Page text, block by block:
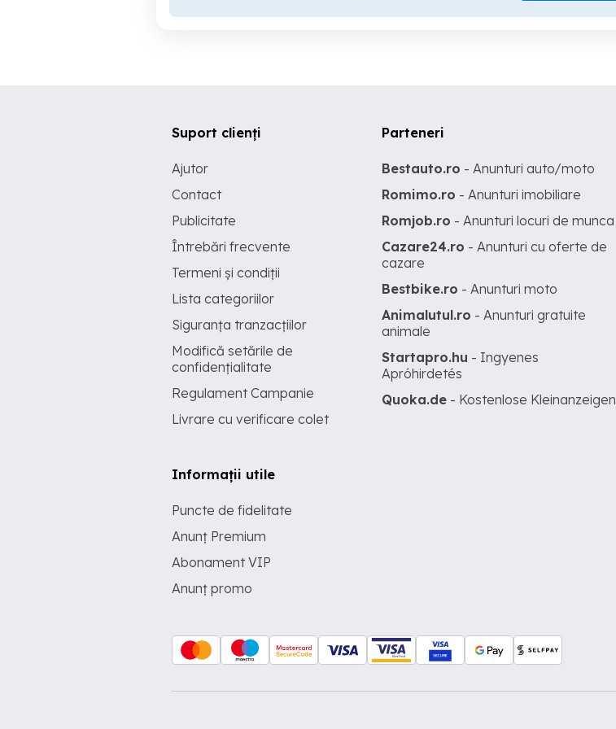
Suport clienți
Ajutor
Contact
Publicitate
Întrebări frecvente
Termeni și condiții
Lista categoriilor
Siguranța tranzacțiilor
Modifică setările de
confidențialitate
Regulament Campanie
Livrare cu verificare colet
Informații utile
Puncte de fidelitate
Anunț Premium
Abonament VIP
Anunț promo
Parteneri
Bestauto.ro - Anunturi auto/moto
Romimo.ro - Anunturi imobiliare
Romjob.ro - Anunturi locuri de munca
Cazare24.ro - Anunturi cu oferte de
cazare
Bestbike.ro - Anunturi moto
Animalutul.ro - Anunturi gratuite
animale
Startapro.hu - Ingyenes
Apróhirdetés
Quoka.de - Kostenlose Kleinanzeigen